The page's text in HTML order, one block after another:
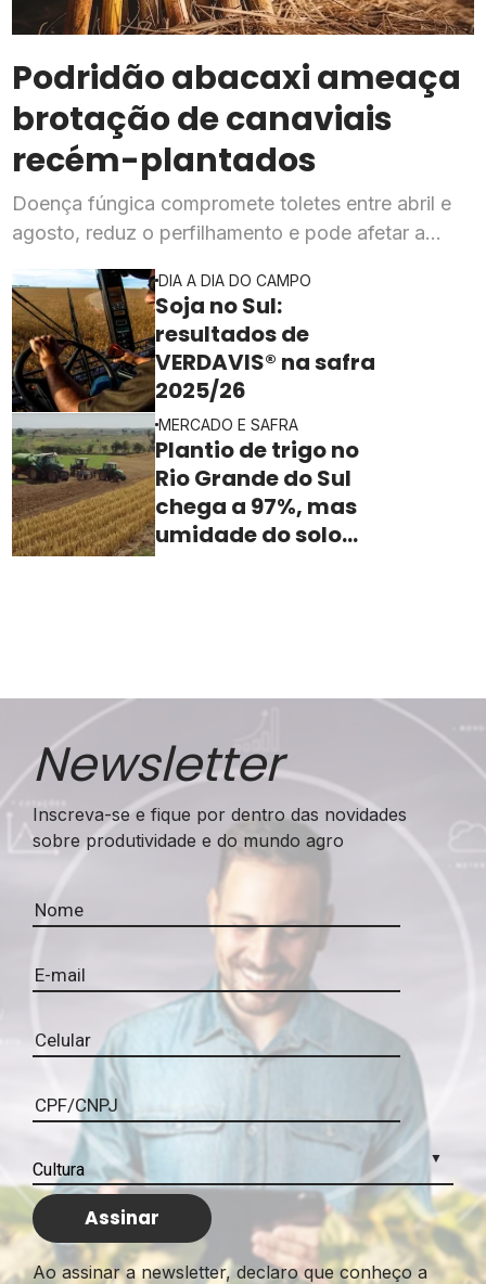
Podridão abacaxi ameaça
brotação de canaviais
recém-plantados
Doença fúngica compromete toletes entre abril e
agosto, reduz o perfilhamento e pode afetar a
prevenção começa na escolha das mudas
DIA A DIA DO CAMPO
Soja no Sul:
resultados de
VERDAVIS® na safra
2025/26
MERCADO E SAFRA
Plantio de trigo no
Rio Grande do Sul
chega a 97%, mas
umidade do solo
Newsletter
Inscreva-se e fique por dentro das novidades
sobre produtividade e do mundo agro
Ao assinar a newsletter, declaro que conheço a